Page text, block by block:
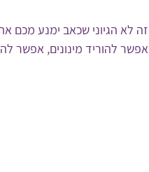
זה לא הגיוני שכאב ימנע מכם
אפשר להוריד מינונים, אפשר